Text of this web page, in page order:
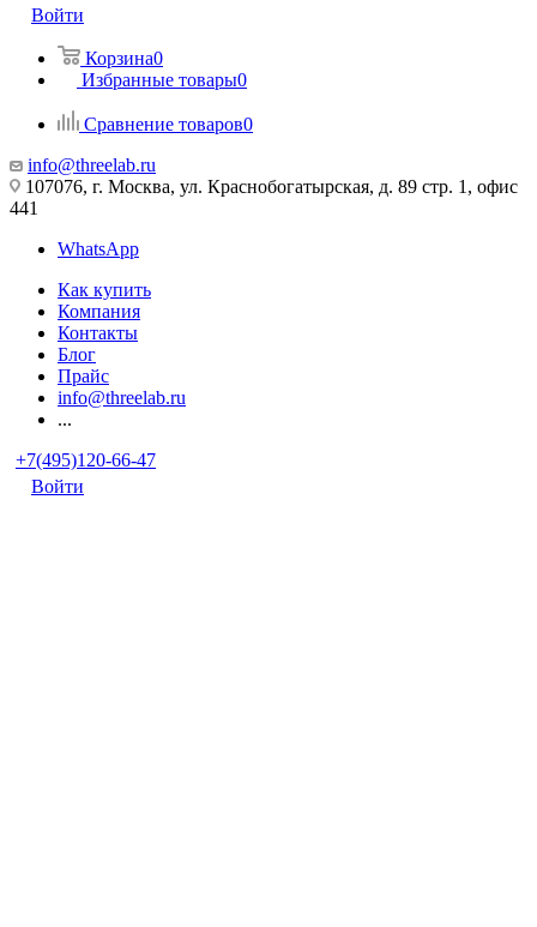
Войти
Корзина0
Избранные товары0
Сравнение товаров0
info@threelab.ru
107076, г. Москва, ул. Краснобогатырская, д. 89 стр. 1, офис
441
WhatsApp
Как купить
Компания
Контакты
Блог
Прайс
info@threelab.ru
...
+7(495)120-66-47
Войти